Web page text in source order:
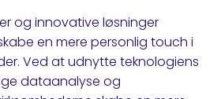
og innovative løsninger
en mere personlig touch i
Ved at udnytte teknologiens
dataanalyse og